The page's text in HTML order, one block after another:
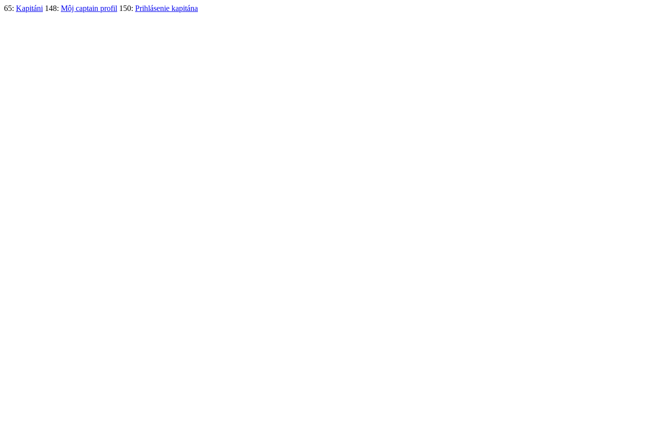
65: Kapitáni 148: Môj captain profil 150: Prihlásenie kapitána